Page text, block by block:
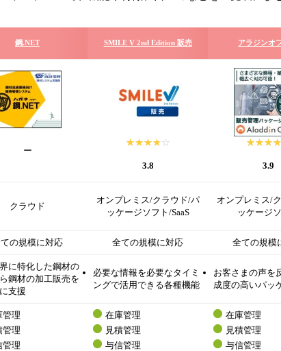
鋼.NET SMILE V 2nd Edition 販売 アラジンオ
ー
☆☆☆☆☆
★★★★★
3.8 3.9
クラウド
オンプレミス/クラウド/パ
ッケージソフト/SaaS
オンプレミス/
ッケージ
の規模に対応 全ての規模に対応 全ての規模
に特化した鋼材の
鋼材の加工販売を
支援
必要な情報を必要なタイミ
ングで活用できる各種機能
お客さまの声を
成度の高いパッ
管理
管理
管理
在庫管理
見積管理
与信管理
在庫管理
見積管理
与信管理